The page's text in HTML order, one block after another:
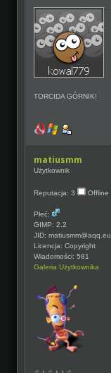
TORCIDA GÓRNIK!
matiusmm
Użytkownik
Reputacja: 3 Offline
Płeć:
GIMP: 2.2
JID: matiusmm@aqq.eu
Licencja: Copyright
Wiadomości: 581
Galeria Użytkownika